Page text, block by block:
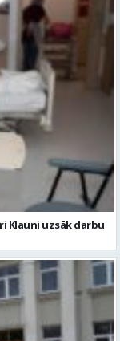
uzsāk darbu